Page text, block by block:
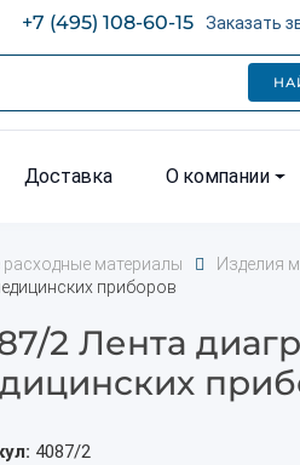
+7 (495) 108-60-15 Заказать
Доставка О компании
расходные материалы Изделия
приборов
2 Лента
4087/2